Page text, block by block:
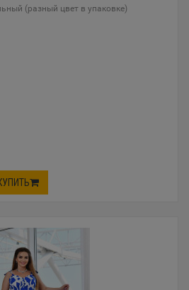
(разный цвет в упаковке)